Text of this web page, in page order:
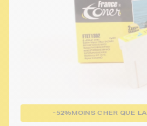
-52%MOINS CHER QUE